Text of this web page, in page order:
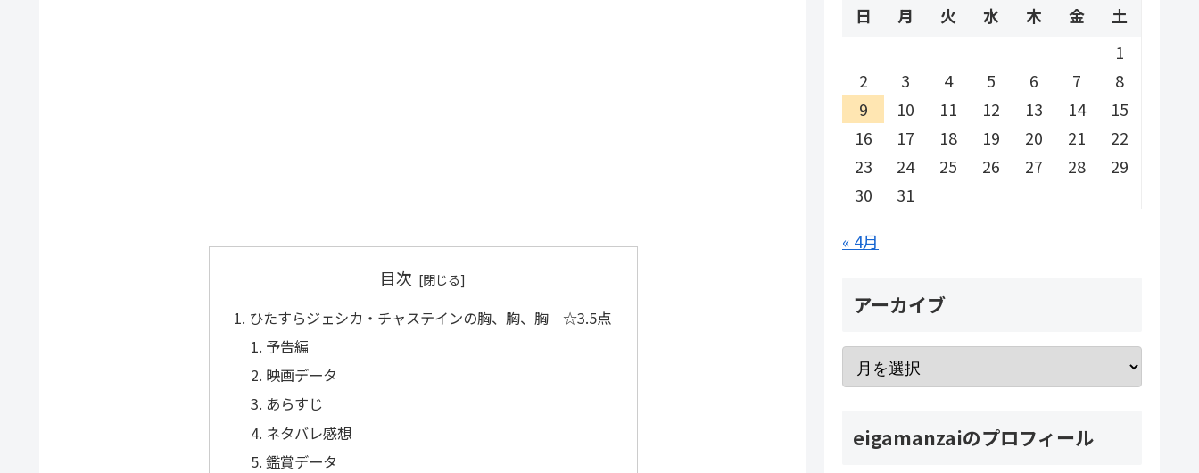
目次
ひたすらジェシカ・チャステインの胸、胸、胸 ☆3.5点
予告編
映画データ
あらすじ
ネタバレ感想
鑑賞データ
日 月 火 水 木 金
土
1
2
3 4 5 6 7
8
9
10 11 12 13 14
15
16
17 18 19 20 21
22
23
24 25 26 27 28
29
30
31
« 4月
アーカイブ
eigamanzaiのプロフィール